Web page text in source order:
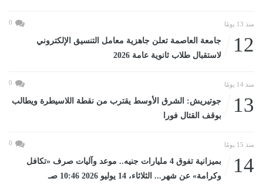
منذ 13 يومًا 0
12
جامعة العاصمة تعلن جاهزية معامل التنسيق الإلكتروني
لاستقبال طلاب ثانوية عامة 2026
منذ 14 يومًا 0
13
جوتيريش: الشرق الأوسط يقترب من نقطة اللاسيطرة ويطالب
بوقف القتال فورا
منذ 15 يومًا 0
14
بميزانية تفوق 4 مليارات جنيه.. موعد وآليات صرف «تكافل
وكرامة» عن شهر... الثلاثاء، 14 يوليو 2026 10:46 صـ